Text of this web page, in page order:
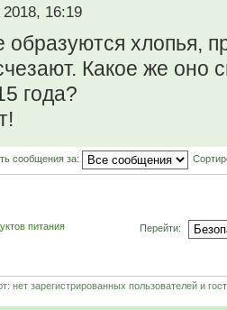
16:19
образуются хлопья,
Какое же оно
года?
сообщения за:
питания Перейти:
нет зарегистрированных пользователей и